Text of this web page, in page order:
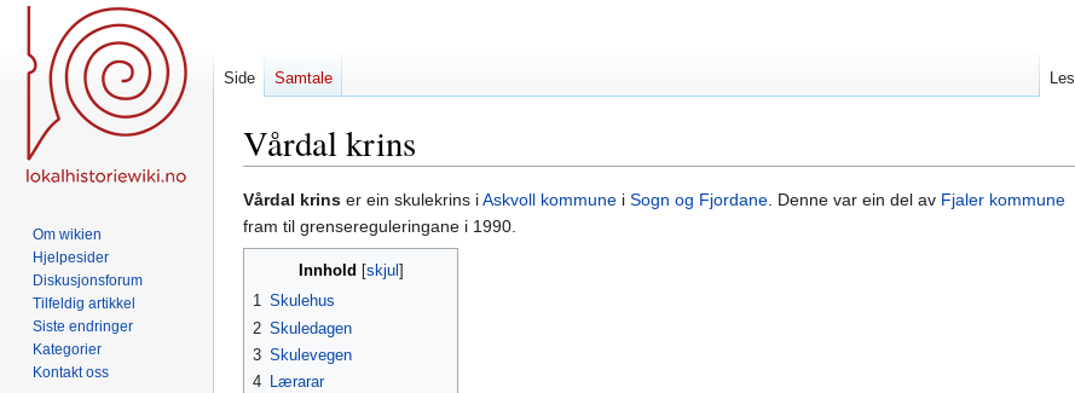
Vårdal krins
Hopp
til
navigering
Hopp
til
søk
Vårdal krins er ein skulekrins iAskvoll kommune i Sogn og Fjordane. Denne var ein del av Fjaler kommune
fram til grensereguleringane i 1990.
Innhold
1 Skulehus
2 Skuledagen
3 Skulevegen
4 Lærarar
Side Samtale Les
Om wikien
Hjelpesider
Diskusjonsforum
Tilfeldig artikkel
Siste endringer
Kategorier
Kontakt oss